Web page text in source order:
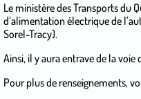
Le ministère des Transports du
d’alimentation électrique de
Sorel-Tracy).
Ainsi, il y aura entrave de la voie
Pour plus de renseignements,